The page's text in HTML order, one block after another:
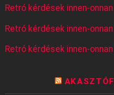
Retró kérdések innen-
Retró kérdések innen-
Retró kérdések innen-